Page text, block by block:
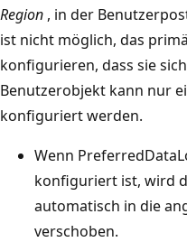
Region , in der
ist nicht möglich, das
konfigurieren, dass sie
Benutzerobjekt kann nur
konfiguriert werden.
Wenn
konfiguriert ist, wird
automatisch in die
verschoben.